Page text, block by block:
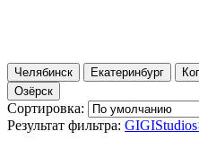
Челябинск Екатеринбург
Озёрск
Сортировка:
Результат фильтра: GIGIStudios